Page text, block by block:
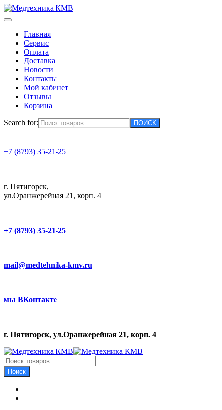
Главная
Сервис
Оплата
Доставка
Новости
Контакты
Мой кабинет
Отзывы
Корзина
Search for:
+7 (8793) 35-21-25
г. Пятигорск,
ул.Оранжерейная 21, корп. 4
+7 (8793) 35-21-25
mail@medtehnika-kmv.ru
мы ВКонтакте
г. Пятигорск, ул.Оранжерейная 21, корп. 4
Поиск
товаров
Поиск